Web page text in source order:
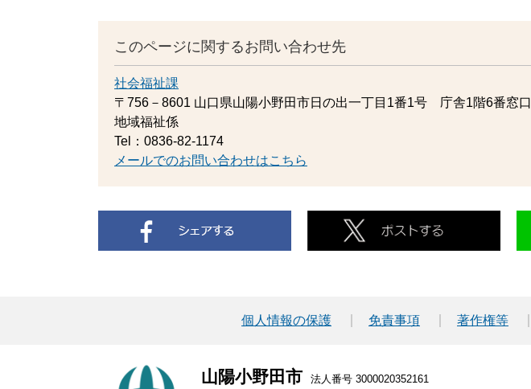
このページに関するお問い合わせ先
社会福祉課
〒756－8601 山口県山陽小野田市日の出一丁目1番1号 庁舎1階6番窓口
地域福祉係
Tel：0836-82-1174
メールでのお問い合わせはこちら
個人情報の保護 免責事項 著作権等
山陽小野田市 法人番号 3000020352161